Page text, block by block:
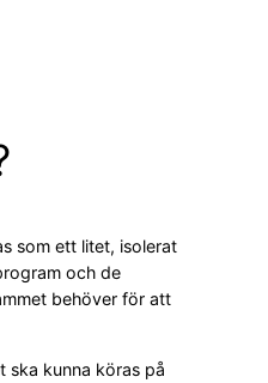
som ett litet, isolerat
och de
behöver för att
ska kunna köras på